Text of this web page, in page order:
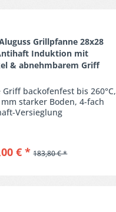
Grillpfanne 28x28
Induktion mit
& abnehmbarem Griff
Griff backofenfest bis 260°C,
mm starker Boden, 4-fach
Versieglung
€ * 183,80 € *